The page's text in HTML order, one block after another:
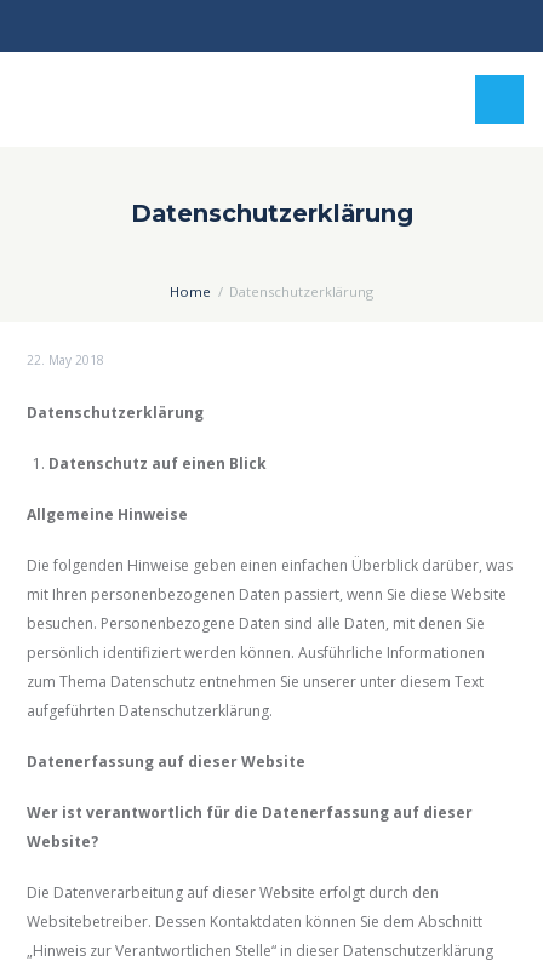
Datenschutzerklärung
Home Datenschutzerklärung
22. May 2018
Datenschutz­erklärung
Datenschutz auf einen Blick
Allgemeine Hinweise
Die folgenden Hinweise geben einen einfachen Überblick darüber, was
mit Ihren personenbezogenen Daten passiert, wenn Sie diese Website
besuchen. Personenbezogene Daten sind alle Daten, mit denen Sie
persönlich identifiziert werden können. Ausführliche Informationen
zum Thema Datenschutz entnehmen Sie unserer unter diesem Text
aufgeführten Datenschutzerklärung.
Datenerfassung auf dieser Website
Wer ist verantwortlich für die Datenerfassung auf dieser
Website?
Die Datenverarbeitung auf dieser Website erfolgt durch den
Websitebetreiber. Dessen Kontaktdaten können Sie dem Abschnitt
„Hinweis zur Verantwortlichen Stelle“ in dieser Datenschutzerklärung